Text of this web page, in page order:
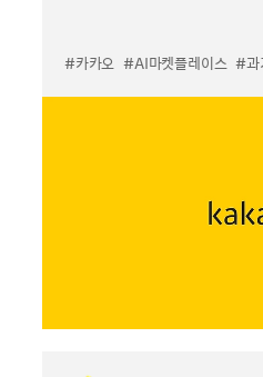
#카카오 #AI마켓플레이스 #과